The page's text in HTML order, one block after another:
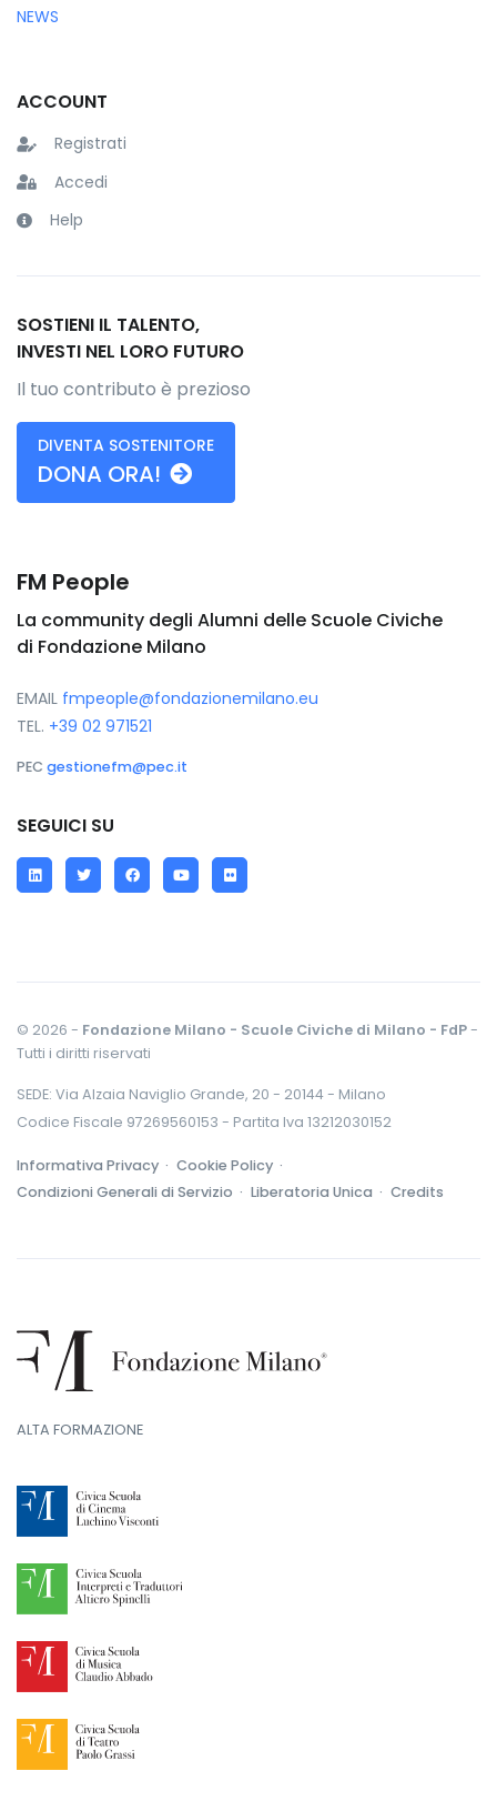
NEWS
ACCOUNT
Registrati
Accedi
Help
SOSTIENI IL TALENTO,
INVESTI NEL LORO FUTURO
Il tuo contributo è prezioso
DIVENTA SOSTENITORE
DONA ORA!
FM People
La community degli Alumni delle Scuole Civiche
di Fondazione Milano
EMAIL fmpeople@fondazionemilano.eu
TEL. +39 02 971521
PEC gestionefm@pec.it
SEGUICI SU
LinkedInTwitterFacebookYouTube
Flickr
© 2026 - Fondazione Milano - Scuole Civiche di Milano - FdP-
Tutti i diritti riservati
SEDE: Via Alzaia Naviglio Grande, 20 - 20144 - Milano
Codice Fiscale 97269560153 - Partita Iva 13212030152
Informativa Privacy · Cookie Policy ·
Condizioni Generali di Servizio · Liberatoria Unica · Credits
ALTA FORMAZIONE